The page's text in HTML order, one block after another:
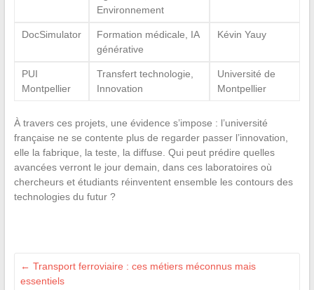
Environnement
DocSimulator
Formation médicale, IA
générative
Kévin Yauy
PUI
Montpellier
Transfert technologie,
Innovation
Université de
Montpellier
À travers ces projets, une évidence s’impose : l’université
française ne se contente plus de regarder passer l’innovation,
elle la fabrique, la teste, la diffuse. Qui peut prédire quelles
avancées verront le jour demain, dans ces laboratoires où
chercheurs et étudiants réinventent ensemble les contours des
technologies du futur ?
← Transport ferroviaire : ces métiers méconnus mais
essentiels